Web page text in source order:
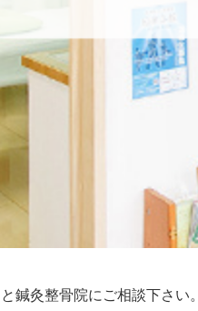
鍼灸整骨院にご相談下さい。